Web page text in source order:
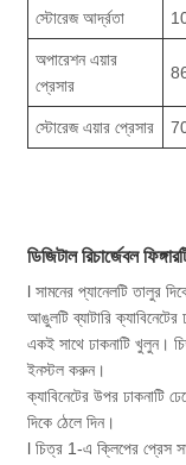
স্টোরেজ আর্দ্রতা
অপারেশন এয়ার
প্রেসার
স্টোরেজ এয়ার প্রেসার
ডিজিটাল রিচার্জেবল
l সামনের প্যানেলটি তালুর
আঙুলটি ব্যাটারি
একই সাথে ঢাকনাটি খুলুন।
ইনস্টল করুন।
ক্যাবিনেটের উপর ঢাকনাটি
দিকে ঠেলে দিন।
l চিত্র 1-এ ক্লিপের প্রেস